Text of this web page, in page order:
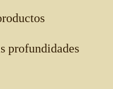
profundidades